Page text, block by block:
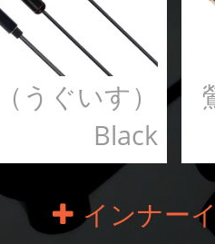
うぐいす）
Black
インナー